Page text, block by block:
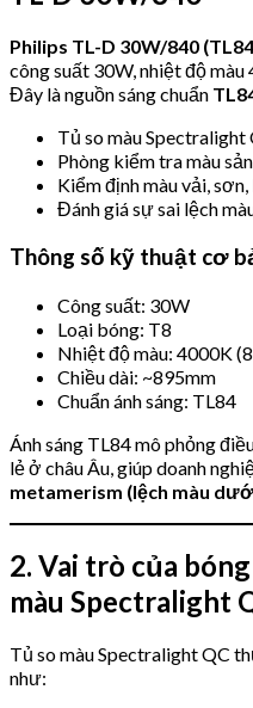
Philips TL-D 30W/840
công suất 30W, nhiệt độ
Đây là nguồn sáng chuẩn
Tủ so màu Spectralight
Phòng kiểm tra màu
Kiểm định màu vải,
Đánh giá sự sai lệch
Thông số kỹ thuật cơ
Công suất: 30W
Loại bóng: T8
Nhiệt độ màu: 4000K
Chiều dài: ~895mm
Chuẩn ánh sáng: TL84
Ánh sáng TL84 mô phỏng
lẻ ở châu Âu, giúp doanh
metamerism (lệch màu
2. Vai trò của
màu Spectralight
Tủ so màu Spectralight QC
như: